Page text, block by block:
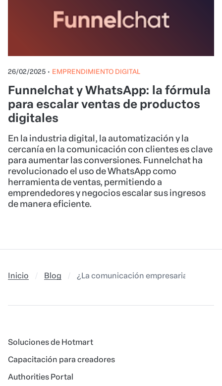
26/02/2025 • EMPRENDIMIENTO DIGITAL
Funnelchat y WhatsApp: la fórmula
para escalar ventas de productos
digitales
En la industria digital, la automatización y la
cercanía en la comunicación con clientes es clave
para aumentar las conversiones. Funnelchat ha
revolucionado el uso de WhatsApp como
herramienta de ventas, permitiendo a
emprendedores y negocios escalar sus ingresos
de manera eficiente.
Inicio Blog ¿La comunicación empresarial todavía
Soluciones de Hotmart
Capacitación para creadores
Authorities Portal